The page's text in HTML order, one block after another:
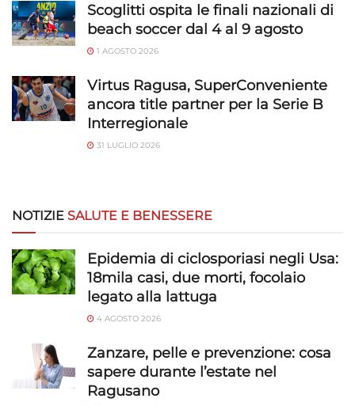
Scoglitti ospita le finali nazionali di
beach soccer dal 4 al 9 agosto
1 AGOSTO 2026
Virtus Ragusa, SuperConveniente
ancora title partner per la Serie B
Interregionale
31 LUGLIO 2026
NOTIZIE SALUTE E BENESSERE
Epidemia di ciclosporiasi negli Usa:
18mila casi, due morti, focolaio
legato alla lattuga
4 AGOSTO 2026
Zanzare, pelle e prevenzione: cosa
sapere durante l’estate nel
Ragusano